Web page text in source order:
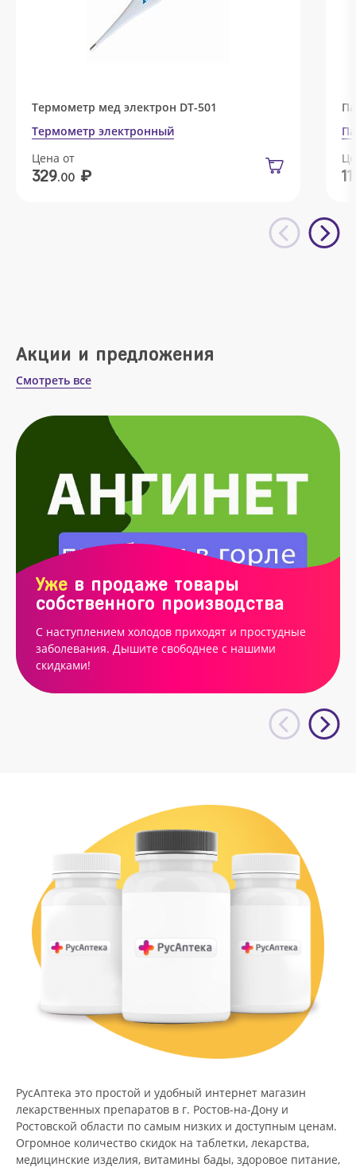
Термометр мед электрон DT-501
Термометр электронный
Цена от
329.00 ₽ 11
Акции и предложения
Смотреть все
Уже в продаже товары
собственного производства
С наступлением холодов приходят и простудные
заболевания. Дышите свободнее с нашими
скидками!
РусАптека это простой и удобный интернет магазин
лекарственных препаратов в г. Ростов-на-Дону и
Ростовской области по самым низких и доступным ценам.
Огромное количество скидок на таблетки, лекарства,
медицинские изделия, витамины бады, здоровое питание,